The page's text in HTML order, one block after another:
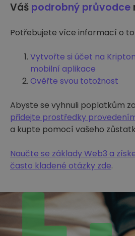
Váš podrobný průvodce
Potřebujete více informací o
Vytvořte si účet na
mobilní aplikace
Ověřte svou totožnost
Abyste se vyhnuli poplatkům
přidejte prostředky
a kupte pomocí vašeho
Naučte se základy Web3 a
často kladené otázky zde.